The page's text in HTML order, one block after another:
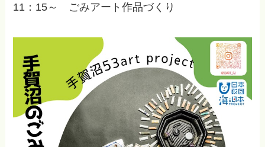
11：15～ ごみアート作品づくり